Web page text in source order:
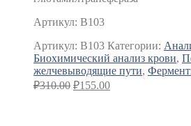
Артикул: B103
Артикул: B103 Категории:
Биохимический анализ крови,
желчевыводящие пути,
₽310.00 ₽155.00